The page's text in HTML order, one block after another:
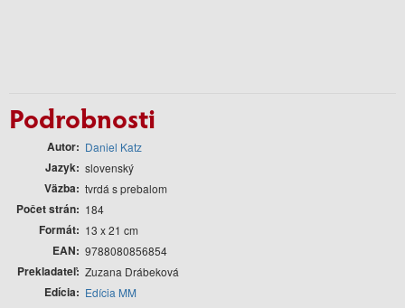
Podrobnosti
Autor Daniel Katz
Jazyk slovenský
Väzba tvrdá s prebalom
Počet strán 184
Formát 13 x 21 cm
EAN 9788080856854
Prekladateľ Zuzana Drábeková
Edícia Edícia MM